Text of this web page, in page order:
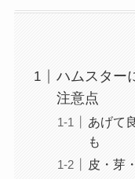
ハムスター
注意点
あげて
も
皮・芽